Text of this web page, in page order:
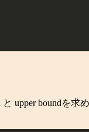
upper boundを求